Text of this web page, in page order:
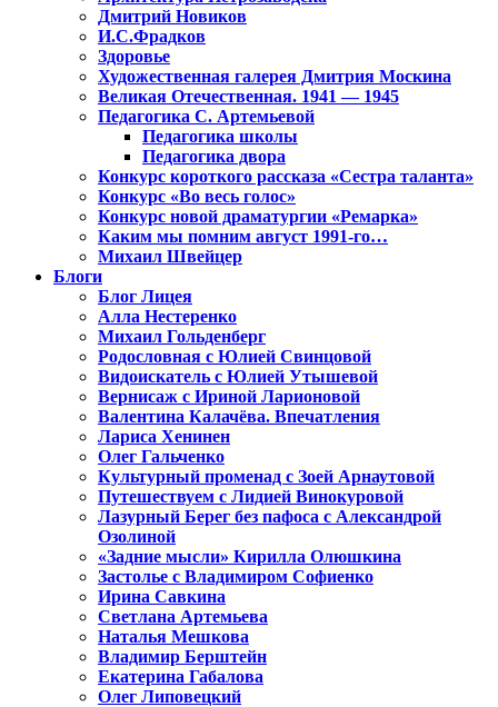
Дмитрий Новиков
И.С.Фрадков
Здоровье
Художественная галерея Дмитрия Москина
Великая Отечественная. 1941 — 1945
Педагогика С. Артемьевой
Педагогика школы
Педагогика двора
Конкурс короткого рассказа «Сестра таланта»
Конкурс «Во весь голос»
Конкурс новой драматургии «Ремарка»
Каким мы помним август 1991-го…
Михаил Швейцер
Блоги
Блог Лицея
Алла Нестеренко
Михаил Гольденберг
Родословная с Юлией Свинцовой
Видоискатель с Юлией Утышевой
Вернисаж с Ириной Ларионовой
Валентина Калачёва. Впечатления
Лариса Хенинен
Олег Гальченко
Культурный променад с Зоей Арнаутовой
Путешествуем с Лидией Винокуровой
Лазурный Берег без пафоса с Александрой
Озолиной
«Задние мысли» Кирилла Олюшкина
Застолье с Владимиром Софиенко
Ирина Савкина
Светлана Артемьева
Наталья Мешкова
Владимир Берштейн
Екатерина Габалова
Олег Липовецкий